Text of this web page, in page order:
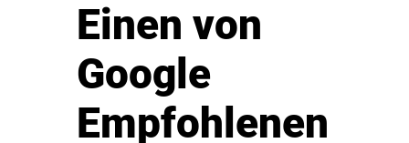
Einen von
Google
Empfohlenen